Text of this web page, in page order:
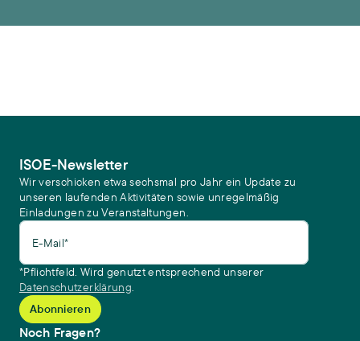
ISOE-Newsletter
Wir verschicken etwa sechsmal pro Jahr ein Update zu
unseren laufenden Aktivitäten sowie unregelmäßig
Einladungen zu Veranstaltungen.
E-Mail*
*Pflichtfeld. Wird genutzt entsprechend unserer
Datenschutzerklärung.
Noch Fragen?